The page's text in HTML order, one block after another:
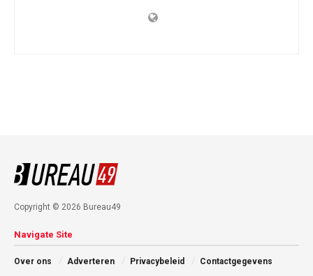
Copyright © 2026 Bureau49
Navigate Site
Over ons Adverteren Privacybeleid Contactgegevens